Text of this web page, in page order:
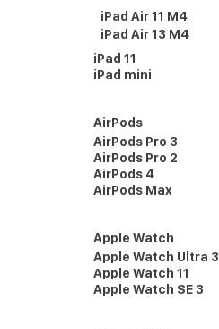
iPad Air 11 M4
iPad Air 13 M4
iPad 11
iPad mini
AirPods
AirPods Pro 3
AirPods Pro 2
AirPods 4
AirPods Max
Apple Watch
Apple Watch Ultra 3
Apple Watch 11
Apple Watch SE 3